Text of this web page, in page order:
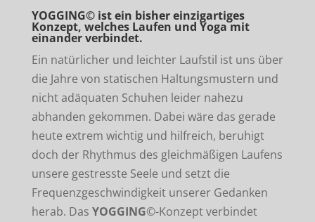
YOGGING© ist ein bisher einzigartiges
Konzept, welches Laufen und Yoga mit
einander verbindet.
Ein natürlicher und leichter Laufstil ist uns über
die Jahre von statischen Haltungsmustern und
nicht adäquaten Schuhen leider nahezu
abhanden gekommen. Dabei wäre das gerade
heute extrem wichtig und hilfreich, beruhigt
doch der Rhythmus des gleichmäßigen Laufens
unsere gestresste Seele und setzt die
Frequenzgeschwindigkeit unserer Gedanken
herab. Das YOGGING©-Konzept verbindet